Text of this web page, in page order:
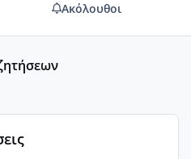
Ακόλουθοι